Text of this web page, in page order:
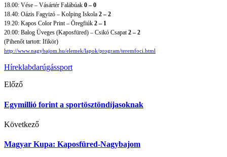
18.00: Vése – Vásártér Falábúak 0 – 0
18.40: Oázis Fagyizó – Kolping Iskola 2 – 2
19.20: Kapos Color Print – Öregfiúk 2 – 1
20.00: Balog Üveges (Kaposfüred) – Csikó Csapat2 – 2
(Pihenőt tartott: Ifikör)
http://www.nagybajom.hu/elemek/lapok/program/teremfoci.html
Híreklabdarúgássport
Előző
Egymillió forint a sportösztöndíjasoknak
Következő
Magyar Kupa: Kaposfüred-Nagybajom